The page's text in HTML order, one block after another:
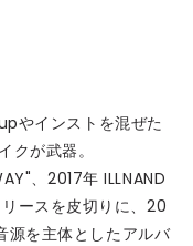
やインストを混ぜた
クが武器。
、2017年 ILLNAND
ースを皮切りに、20
源を主体としたアルバ